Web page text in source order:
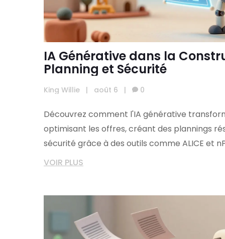
IA Générative dans la
Planning et Sécurité
King Willie | août 6 | 0
Découvrez comment l'IA générative
optimisant les offres, créant des plannings
sécurité grâce à des outils comme ALICE et
VOIR PLUS